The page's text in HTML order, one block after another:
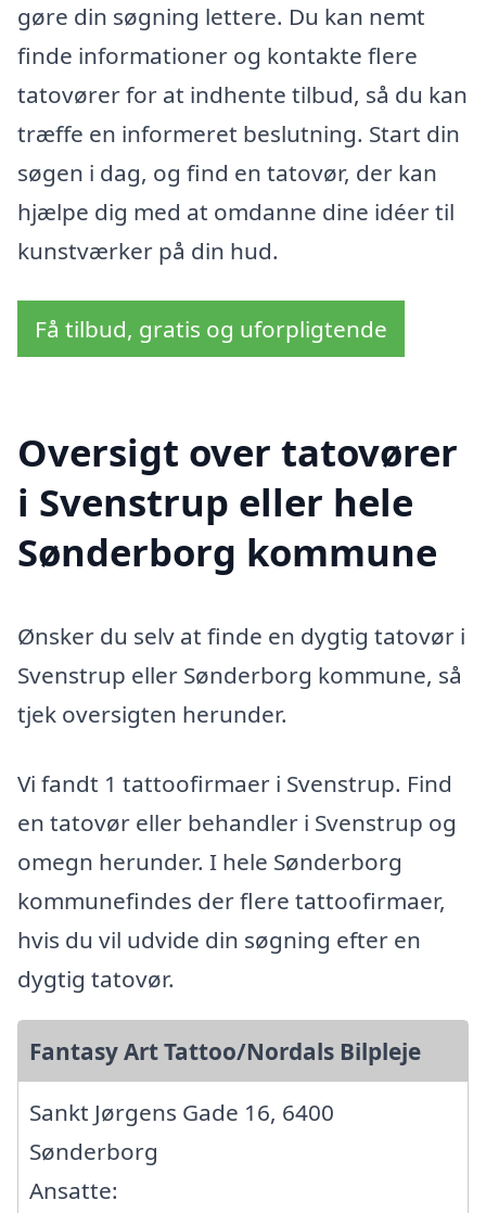
gøre din søgning lettere. Du kan nemt
finde informationer og kontakte flere
tatovører for at indhente tilbud, så du kan
træffe en informeret beslutning. Start din
søgen i dag, og find en tatovør, der kan
hjælpe dig med at omdanne dine idéer til
kunstværker på din hud.
Få tilbud, gratis og uforpligtende
Oversigt over tatovører
i Svenstrup eller hele
Sønderborg kommune
Ønsker du selv at finde en dygtig tatovør i
Svenstrup eller Sønderborg kommune, så
tjek oversigten herunder.
Vi fandt 1 tattoofirmaer i Svenstrup. Find
en tatovør eller behandler i Svenstrup og
omegn herunder. I hele Sønderborg
kommunefindes der flere tattoofirmaer,
hvis du vil udvide din søgning efter en
dygtig tatovør.
Fantasy Art Tattoo/Nordals Bilpleje
Sankt Jørgens Gade 16, 6400
Sønderborg
Ansatte: